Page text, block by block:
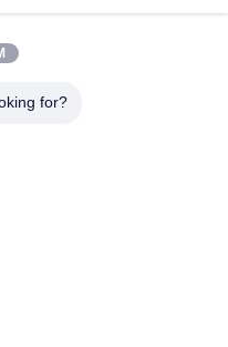
세테이트 작은 유리병 작은
for?